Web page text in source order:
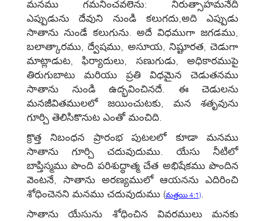
మనము గమనించవలెను: నిరుత్సాహమనేది
ఎప్పుడును దేవుని నుండి కలుగదు,అది ఎప్పుడు
సాతాను నుండే కలుగును. అదే విధముగా జగడము,
బలాత్కారము, ద్వేషము, అసూయ, నిష్టూరత, చెడుగా
మాట్లాడుట, ఫిర్యాదులు, సణుగుడు, అధికారముపై
తిరుగుబాటు మరియు ప్రతి విధమైన చెడుతనము
సాతాను నుండి ఉద్భవించినదే. ఈ చెడులను
మనజీవితములలో జయించుటకు, మన శతృవును
గూర్చి తెలిసికొనుట ఎంతో మంచిది.
క్రొత్త నిబంధన ప్రారంభ పుటలలో కూడా మనము
సాతాను గూర్చి చదువుదుము. యేసు నీటిలో
బాప్తిస్మము పొంది పరిశుద్ధాత్మ చేత అభిషేకము పొందిన
వెంటనే, సాతాను అరణ్యములో ఆయనను ఎదిరించి
శోధించెనని మనము చదువుదుము (మత్తయి 4:1)
సాతాను యేసును శోధించిన వివరములు మనకు